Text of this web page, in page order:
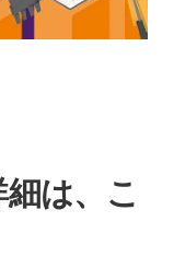
は、こ